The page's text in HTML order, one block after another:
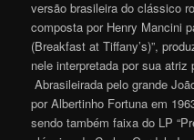
versão brasileira do clássico
composta por Henry Mancini
(Breakfast at Tiffany’s)”,
nele interpretada por sua atriz
Abrasileirada pelo grande
por Albertinho Fortuna em
sendo também faixa do LP